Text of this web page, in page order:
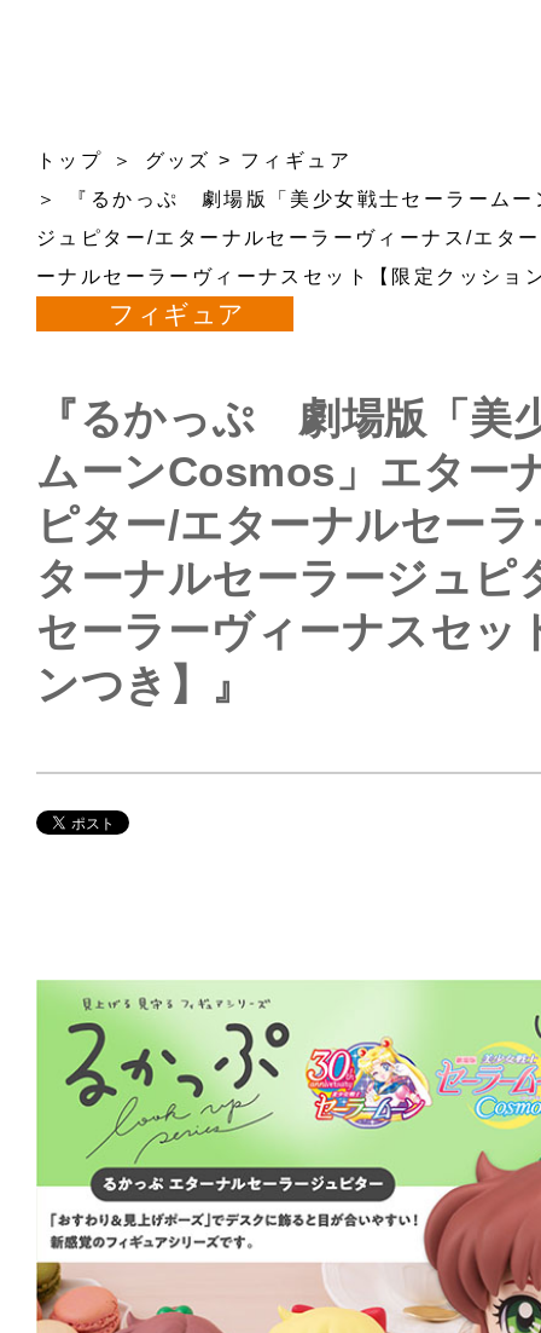
トップ グッズ > フィギュア
『るかっぷ 劇場版「美少女戦士セーラーム
ジュピター/エターナルセーラーヴィーナス/エタ
ーナルセーラーヴィーナスセット【限定クッショ
フィギュア
『るかっぷ 劇場版「美
ムーンCosmos」エター
ピター/エターナルセー
ターナルセーラージュピ
セーラーヴィーナスセッ
ンつき】』